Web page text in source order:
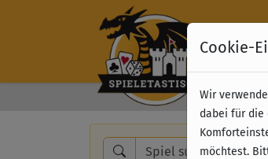
Cookie-
Wir
dabei für die
möchtest.